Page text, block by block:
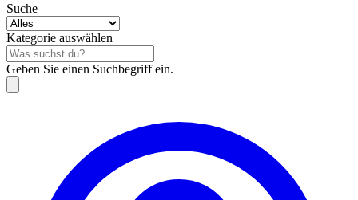
Suche
Kategorie auswählen
Geben Sie einen Suchbegriff ein.